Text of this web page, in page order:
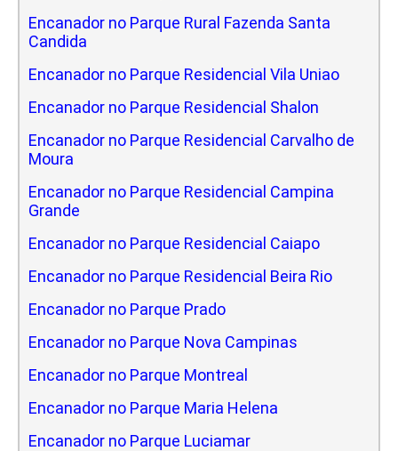
Encanador no Parque Rural Fazenda Santa
Candida
Encanador no Parque Residencial Vila Uniao
Encanador no Parque Residencial Shalon
Encanador no Parque Residencial Carvalho de
Moura
Encanador no Parque Residencial Campina
Grande
Encanador no Parque Residencial Caiapo
Encanador no Parque Residencial Beira Rio
Encanador no Parque Prado
Encanador no Parque Nova Campinas
Encanador no Parque Montreal
Encanador no Parque Maria Helena
Encanador no Parque Luciamar